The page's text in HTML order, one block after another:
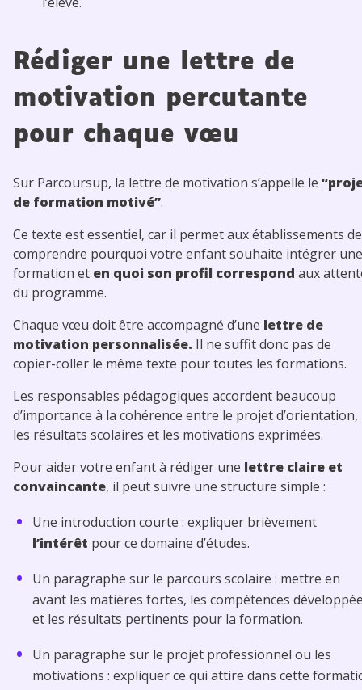
Rédiger une lettre de
motivation percutante
pour chaque vœu
Sur Parcoursup, la lettre de motivation s’appelle le
de formation motivé”.
Ce texte est essentiel, car il permet aux établissements de
comprendre pourquoi votre enfant souhaite intégrer une
formation et en quoi son profil correspond aux
du programme.
Chaque vœu doit être accompagné d’une lettre de
motivation personnalisée. Il ne suffit donc pas de
copier-coller le même texte pour toutes les formations.
Les responsables pédagogiques accordent beaucoup
d’importance à la cohérence entre le projet d’orientation,
les résultats scolaires et les motivations exprimées.
Pour aider votre enfant à rédiger une lettre claire et
convaincante, il peut suivre une structure simple :
Une introduction courte : expliquer brièvement
l’intérêt pour ce domaine d’études.
Un paragraphe sur le parcours scolaire : mettre en
avant les matières fortes, les compétences
et les résultats pertinents pour la formation.
Un paragraphe sur le projet professionnel ou les
motivations : expliquer ce qui attire dans cette